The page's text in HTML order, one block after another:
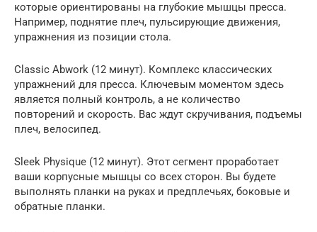
которые ориентированы на глубокие мышцы пресса.
Например, поднятие плеч, пульсирующие движения,
упражнения из позиции стола.
Classic Abwork (12 минут). Комплекс классических
упражнений для пресса. Ключевым моментом здесь
является полный контроль, а не количество
повторений и скорость. Вас ждут скручивания, подъемы
плеч, велосипед.
Sleek Physique (12 минут). Этот сегмент проработает
ваши корпусные мышцы со всех сторон. Вы будете
выполнять планки на руках и предплечьях, боковые и
обратные планки.